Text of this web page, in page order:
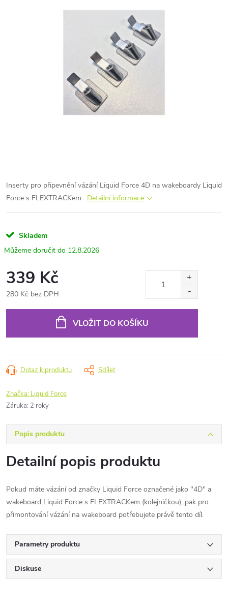
Inserty pro připevnění vázání Liquid Force 4D na wakeboardy Liquid
Force s FLEXTRACKem. Detailní informace
Skladem
12.8.2026
339 Kč
280 Kč bez DPH
VLOŽIT DO KOŠÍKU
Dotaz k produktu Sdílet
Značka: Liquid Force
Záruka: 2 roky
Popis produktu
Detailní popis produktu
Pokud máte vázání od značky Liquid Force označené jako "4D" a
wakeboard Liquid Force s FLEXTRACKem (kolejničkou), pak pro
přimontování vázání na wakeboard potřebujete právě tento díl.
Parametry produktu
Diskuse